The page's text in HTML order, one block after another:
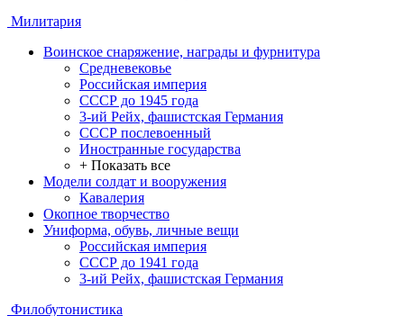
Милитария
Воинское снаряжение, награды и фурнитура
Средневековье
Российская империя
СССР до 1945 года
3-ий Рейх, фашистская Германия
СССР послевоенный
Иностранные государства
+ Показать все
Модели солдат и вооружения
Кавалерия
Окопное творчество
Униформа, обувь, личные вещи
Российская империя
СССР до 1941 года
3-ий Рейх, фашистская Германия
Филобутонистика